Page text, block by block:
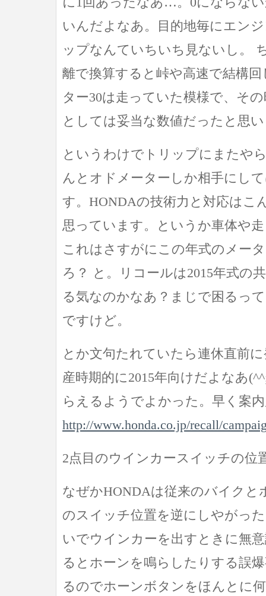
いんだよなあ。目的地毎にエン
ップなんていちいち見ないし。
離で換算すると峠や高速で結構
ター30は走っていた模様で、そ
としては妥当な数値だったと思
というわけでトリップにまたや
んとオドメーターしか相手にし
す。HONDAの技術力と対応はこ
思っています。というか車体や
これはさすがにこの年式のメー
ろ？ と。リコールは2015年式の
る気なのかなあ？まじで困るっ
ですけど。
とか文句たれていたら連休直前
産時期的に2015年向けだよなあ
らえるようでよかった。早く案
http://www.honda.co.jp/recall/
2点目のウインカースイッチの位
なぜかHONDAは従来のバイクと
のスイッチ位置を逆にしやがっ
いでウインカーを出すときに無
るとホーンを鳴らしたりする誤
るのでホーンボタンをほんとに